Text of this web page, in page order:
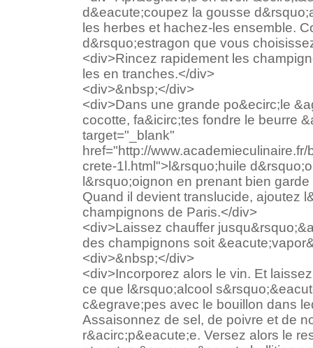
d&eacute;coupez la gousse
les herbes et hachez-les ensemble.
d&rsquo;estragon que vous
<div>Rincez rapidement les
les en tranches.</div>
<div>&nbsp;</div>
<div>Dans une grande po&ecirc;le
cocotte, fa&icirc;tes fondre le beurre
target="_blank"
href="http://
crete-1l.html">l&rsquo;huile
l&rsquo;oignon en prenant bien
Quand il devient translucide, ajoutez
champignons de Paris.</div>
<div>Laissez chauffer
des champignons soit
<div>&nbsp;</div>
<div>Incorporez alors le vin. Et
ce que l&rsquo;alcool
c&egrave;pes avec le bouillon dans
Assaisonnez de sel, de poivre et de
r&acirc;p&eacute;e. Versez alors le